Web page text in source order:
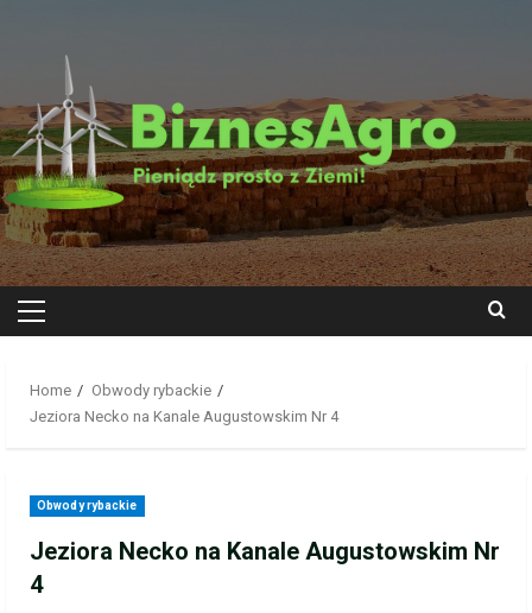
Primary
Home
Obwody rybackie
Jeziora Necko na Kanale Augustowskim Nr 4
Obwody rybackie
Jeziora Necko na Kanale Augustowskim Nr
4